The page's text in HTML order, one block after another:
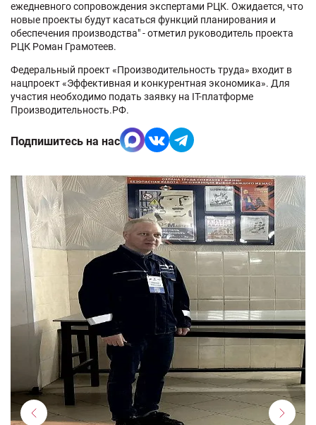
ежедневного сопровождения экспертами РЦК. Ожидается, что
новые проекты будут касаться функций планирования и
обеспечения производства" - отметил руководитель проекта
РЦК Роман Грамотеев.
Федеральный проект «Производительность труда» входит в
нацпроект «Эффективная и конкурентная экономика». Для
участия необходимо подать заявку на IT-платформе
Производительность.РФ.
Подпишитесь на нас